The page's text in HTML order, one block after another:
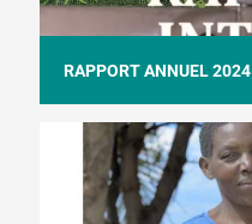
RAPPORT ANNUEL 2024